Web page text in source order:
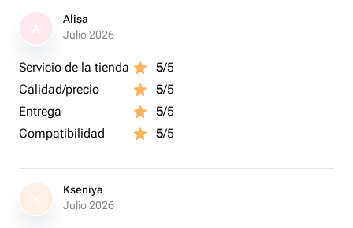
Alisa
Julio 2026
Servicio de la tienda 5/5
Calidad/precio
5/5
Entrega
5/5
Compatibilidad
5/5
K
Kseniya
Julio 2026